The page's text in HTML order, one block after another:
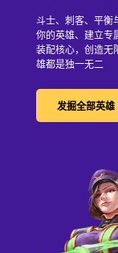
斗士、刺客、平衡
你的英雄、建立专
装配核心，创造无
雄都是独一无二
发掘全部英雄